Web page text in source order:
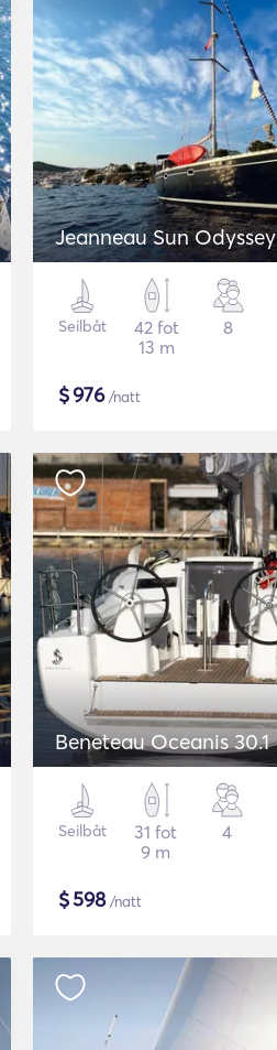
Jeanneau Sun Odyssey
Seilbåt
42 fot
13 m
8
$976/natt
Beneteau Oceanis 30.1
Seilbåt
31 fot
9 m
4
$598/natt